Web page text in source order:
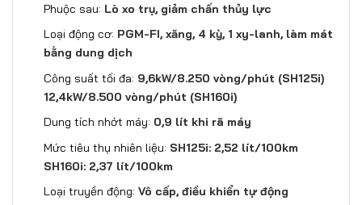
Phuộc sau: Lò xo trụ, giảm chấn thủy lực
Loại động cơ: PGM-FI, xăng, 4 kỳ, 1 xy-lanh, làm mát
bằng dung dịch
Công suất tối đa: 9,6kW/8.250 vòng/phút (SH125i)
12,4kW/8.500 vòng/phút (SH160i)
Dung tích nhớt máy: 0,9 lít khi rã máy
Mức tiêu thụ nhiên liệu: SH125i: 2,52 lít/100km
SH160i: 2,37 lít/100km
Loại truyền động:Vô cấp, điều khiển tự động